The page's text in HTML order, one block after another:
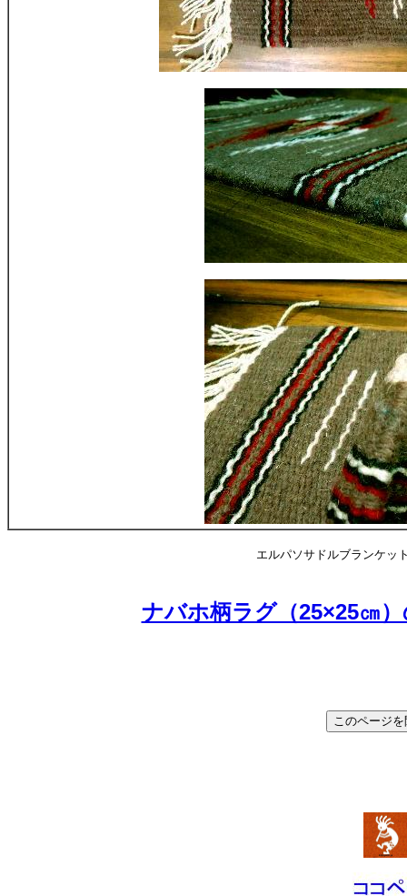
エルパソサドルブランケ
ナバホ柄ラグ（25×25㎝